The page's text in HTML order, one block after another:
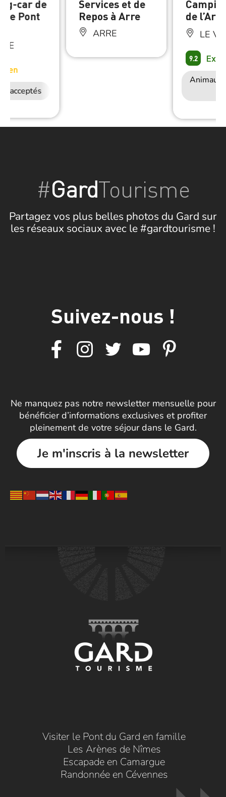
car de
Le Pont
acceptés
Services et de
Repos à Arre
ARRE
de
LE
9.2
Animaux
#GardTourisme
Partagez vos plus belles photos du Gard sur
les réseaux sociaux avec le #gardtourisme !
Suivez-nous !
Ne manquez pas notre newsletter mensuelle pour
bénéficier d’informations exclusives et profiter
pleinement de votre séjour dans le Gard.
Je m'inscris à la newsletter
Visiter le Pont du Gard en famille
Les Arènes de Nîmes
Escapade en Camargue
Randonnée en Cévennes